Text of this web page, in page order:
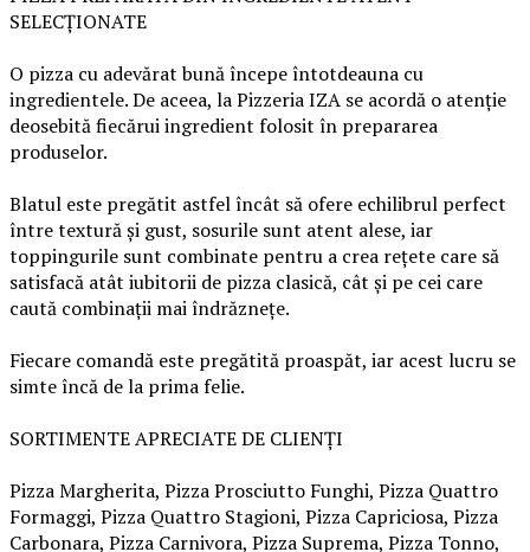
SELECȚIONATE
O pizza cu adevărat bună începe întotdeauna cu
ingredientele. De aceea, la Pizzeria IZA se acordă o atenție
deosebită fiecărui ingredient folosit în prepararea
produselor.
Blatul este pregătit astfel încât să ofere echilibrul perfect
între textură și gust, sosurile sunt atent alese, iar
toppingurile sunt combinate pentru a crea rețete care să
satisfacă atât iubitorii de pizza clasică, cât și pe cei care
caută combinații mai îndrăznețe.
Fiecare comandă este pregătită proaspăt, iar acest lucru se
simte încă de la prima felie.
SORTIMENTE APRECIATE DE CLIENȚI
Pizza Margherita, Pizza Prosciutto Funghi, Pizza Quattro
Formaggi, Pizza Quattro Stagioni, Pizza Capriciosa, Pizza
Carbonara, Pizza Carnivora, Pizza Suprema, Pizza Tonno,